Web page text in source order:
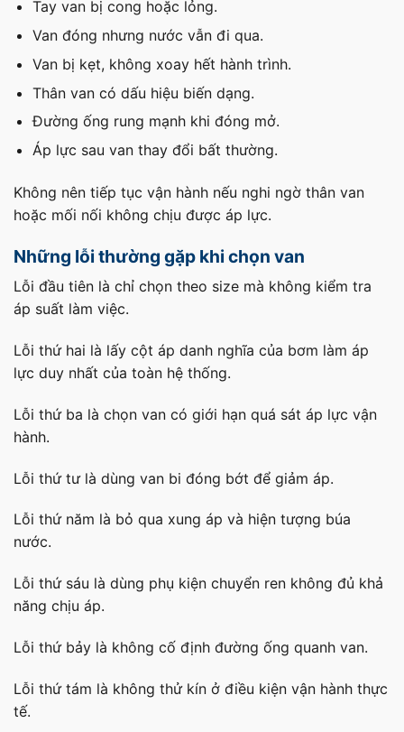
Tay van bị cong hoặc lỏng.
Van đóng nhưng nước vẫn đi qua.
Van bị kẹt, không xoay hết hành trình.
Thân van có dấu hiệu biến dạng.
Đường ống rung mạnh khi đóng mở.
Áp lực sau van thay đổi bất thường.
Không nên tiếp tục vận hành nếu nghi ngờ thân van
hoặc mối nối không chịu được áp lực.
Những lỗi thường gặp khi chọn van
Lỗi đầu tiên là chỉ chọn theo size mà không kiểm tra
áp suất làm việc.
Lỗi thứ hai là lấy cột áp danh nghĩa của bơm làm áp
lực duy nhất của toàn hệ thống.
Lỗi thứ ba là chọn van có giới hạn quá sát áp lực vận
hành.
Lỗi thứ tư là dùng van bi đóng bớt để giảm áp.
Lỗi thứ năm là bỏ qua xung áp và hiện tượng búa
nước.
Lỗi thứ sáu là dùng phụ kiện chuyển ren không đủ khả
năng chịu áp.
Lỗi thứ bảy là không cố định đường ống quanh van.
Lỗi thứ tám là không thử kín ở điều kiện vận hành thực
tế.